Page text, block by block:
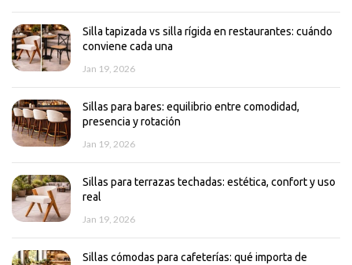
Silla tapizada vs silla rígida en restaurantes: cuándo
conviene cada una
Jan 19, 2026
Sillas para bares: equilibrio entre comodidad,
presencia y rotación
Jan 19, 2026
Sillas para terrazas techadas: estética, confort y uso
real
Jan 19, 2026
Sillas cómodas para cafeterías: qué importa de